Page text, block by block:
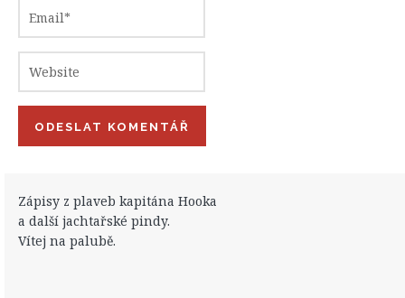
Zápisy z plaveb kapitána Hooka
a další jachtařské pindy.
Vítej na palubě.